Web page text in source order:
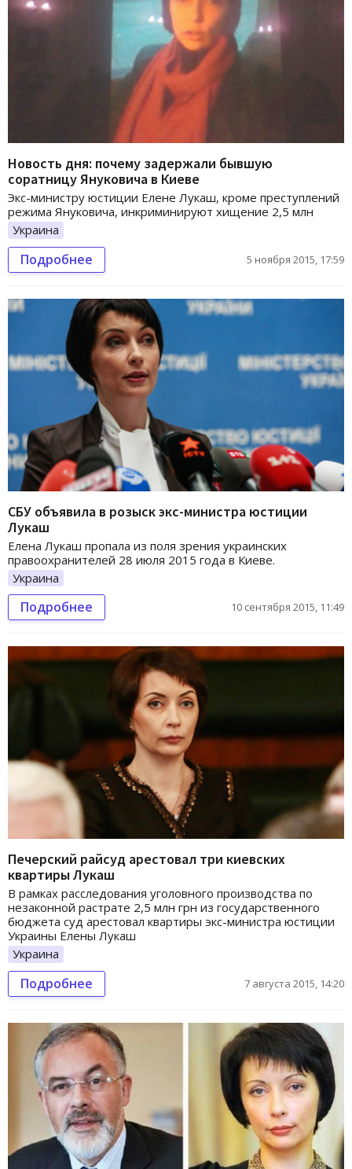
Новость дня: почему задержали бывшую
соратницу Януковича в Киеве
Экс-министру юстиции Елене Лукаш, кроме преступлений
режима Януковича, инкриминируют хищение 2,5 млн
Украина
Подробнее 5 ноября 2015, 17:59
СБУ объявила в розыск экс-министра юстиции
Лукаш
Елена Лукаш пропала из поля зрения украинских
правоохранителей 28 июля 2015 года в Киеве.
Украина
Подробнее 10 сентября 2015, 11:49
Печерский райсуд арестовал три киевских
квартиры Лукаш
В рамках расследования уголовного производства по
незаконной растрате 2,5 млн грн из государственного
бюджета суд арестовал квартиры экс-министра юстиции
Украины Елены Лукаш
Украина
Подробнее 7 августа 2015, 14:20